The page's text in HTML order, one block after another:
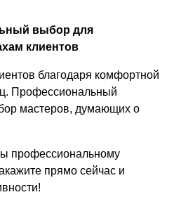
выбор для
клиентов
благодаря комфортной
Профессиональный
мастеров, думающих о
профессиональному
прямо сейчас и